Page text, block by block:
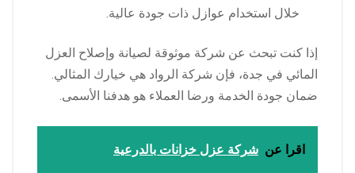
خلال استخدام عوازل ذات جودة عالية.
إذا كنت تبحث عن شركة موثوقة لصيانة وإصلاح العزل
المائي في جدة، فإن شركة الرواد هي خيارك المثالي.
ضمان جودة الخدمة ورضا العملاء هو هدفنا الأسمى.
اقرا عن شركة عزل خزانات بالدرعية